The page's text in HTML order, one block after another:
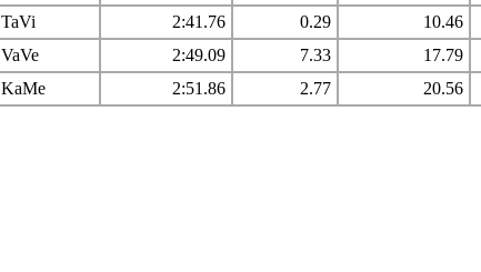
TaVi 2:41.76 0.29
10.46
VaVe 2:49.09 7.33
17.79
KaMe 2:51.86 2.77 20.56